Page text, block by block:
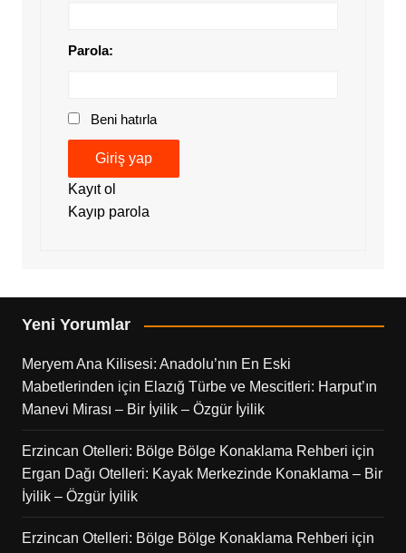
Parola:
Beni hatırla
Giriş yap
Kayıt ol
Kayıp parola
Yeni Yorumlar
Meryem Ana Kilisesi: Anadolu’nın En Eski
Mabetlerinden için Elazığ Türbe ve Mescitleri: Harput’ın
Manevi Mirası – Bir İyilik – Özgür İyilik
Erzincan Otelleri: Bölge Bölge Konaklama Rehberi için
Ergan Dağı Otelleri: Kayak Merkezinde Konaklama – Bir
İyilik – Özgür İyilik
Erzincan Otelleri: Bölge Bölge Konaklama Rehberi için